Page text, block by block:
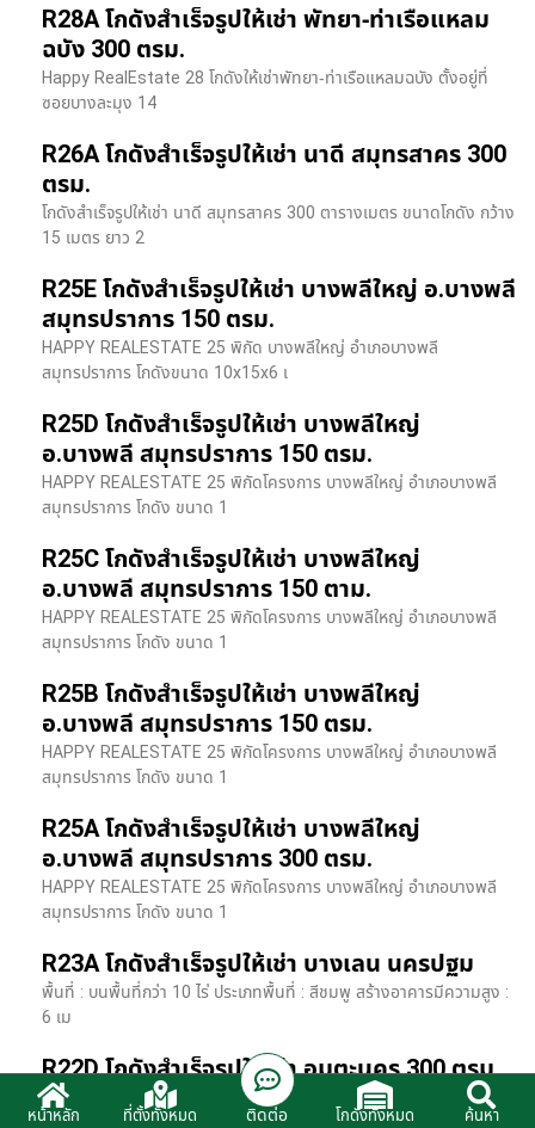
R28A โกดังสำเร็จรูปให้เช่า พัทยา-ท่าเรือแหลม
ฉบัง 300 ตรม.
Happy RealEstate 28 โกดังให้เช่าพัทยา-ท่าเรือแหลมฉบัง ตั้งอยู่ที่
ซอยบางละมุง 14
R26A โกดังสำเร็จรูปให้เช่า นาดี สมุทรสาคร 300
ตรม.
โกดังสำเร็จรูปให้เช่า นาดี สมุทรสาคร 300 ตารางเมตร ขนาดโกดัง กว้าง
15 เมตร ยาว 2
R25E โกดังสำเร็จรูปให้เช่า บางพลีใหญ่ อ.บางพลี
สมุทรปราการ 150 ตรม.
HAPPY REALESTATE 25 พิกัด บางพลีใหญ่ อำเภอบางพลี
สมุทรปราการ โกดังขนาด 10x15x6 เ
R25D โกดังสำเร็จรูปให้เช่า บางพลีใหญ่
อ.บางพลี สมุทรปราการ 150 ตรม.
HAPPY REALESTATE 25 พิกัดโครงการ บางพลีใหญ่ อำเภอบางพลี
สมุทรปราการ โกดัง ขนาด 1
R25C โกดังสำเร็จรูปให้เช่า บางพลีใหญ่
อ.บางพลี สมุทรปราการ 150 ตาม.
HAPPY REALESTATE 25 พิกัดโครงการ บางพลีใหญ่ อำเภอบางพลี
สมุทรปราการ โกดัง ขนาด 1
R25B โกดังสำเร็จรูปให้เช่า บางพลีใหญ่
อ.บางพลี สมุทรปราการ 150 ตรม.
HAPPY REALESTATE 25 พิกัดโครงการ บางพลีใหญ่ อำเภอบางพลี
สมุทรปราการ โกดัง ขนาด 1
R25A โกดังสำเร็จรูปให้เช่า บางพลีใหญ่
อ.บางพลี สมุทรปราการ 300 ตรม.
HAPPY REALESTATE 25 พิกัดโครงการ บางพลีใหญ่ อำเภอบางพลี
สมุทรปราการ โกดัง ขนาด 1
R23A โกดังสำเร็จรูปให้เช่า บางเลน นครปฐม
พื้นที่ : บนพื้นที่กว่า 10 ไร่ ประเภทพื้นที่ : สีชมพู สร้างอาคารมีความสูง :
6 เม
R22D โกดังสำเร็จรูปให้เช่า อมตะนคร 300 ตรม.
HR22 โกดังสำเร็จรูปให้เช่า พิกัด ติดนิคมอมตะนคร อ.พานทอง จ.ชลบุรี
รายละเอียดโรงง
หน้าหลัก ที่ตั้งทั้งหมด ติดต่อ โกดังทั้งหมด ค้นหา